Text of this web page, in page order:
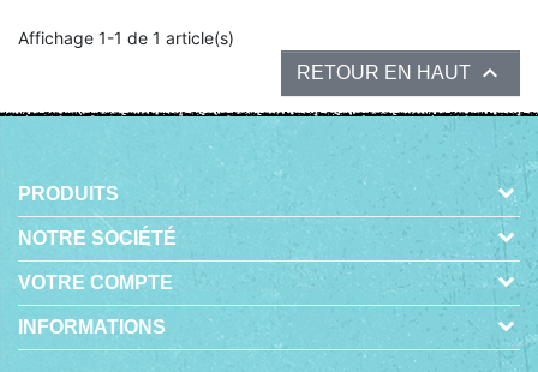
Affichage 1-1 de 1 article(s)
RETOUR EN HAUT 
PRODUITS
NOTRE SOCIÉTÉ
VOTRE COMPTE
INFORMATIONS
© 2026 - BOUTIQUE EN LIGNE CRÉÉE AVEC